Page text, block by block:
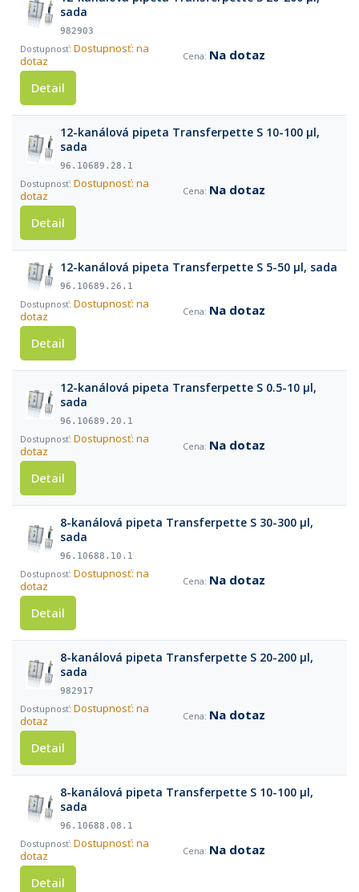
sada
982903
Dostupnosť: na
dotaz
Na dotaz
Detail
12-kanálová pipeta Transferpette S 10-100 µl,
sada
96.10689.28.1
Dostupnosť: na
dotaz
Na dotaz
Detail
12-kanálová pipeta Transferpette S 5-50 µl, sada
96.10689.26.1
Dostupnosť: na
dotaz
Na dotaz
Detail
12-kanálová pipeta Transferpette S 0.5-10 µl,
sada
96.10689.20.1
Dostupnosť: na
dotaz
Na dotaz
Detail
8-kanálová pipeta Transferpette S 30-300 µl,
sada
96.10688.10.1
Dostupnosť: na
dotaz
Na dotaz
Detail
8-kanálová pipeta Transferpette S 20-200 µl,
sada
982917
Dostupnosť: na
dotaz
Na dotaz
Detail
8-kanálová pipeta Transferpette S 10-100 µl,
sada
96.10688.08.1
Dostupnosť: na
dotaz
Na dotaz
Detail